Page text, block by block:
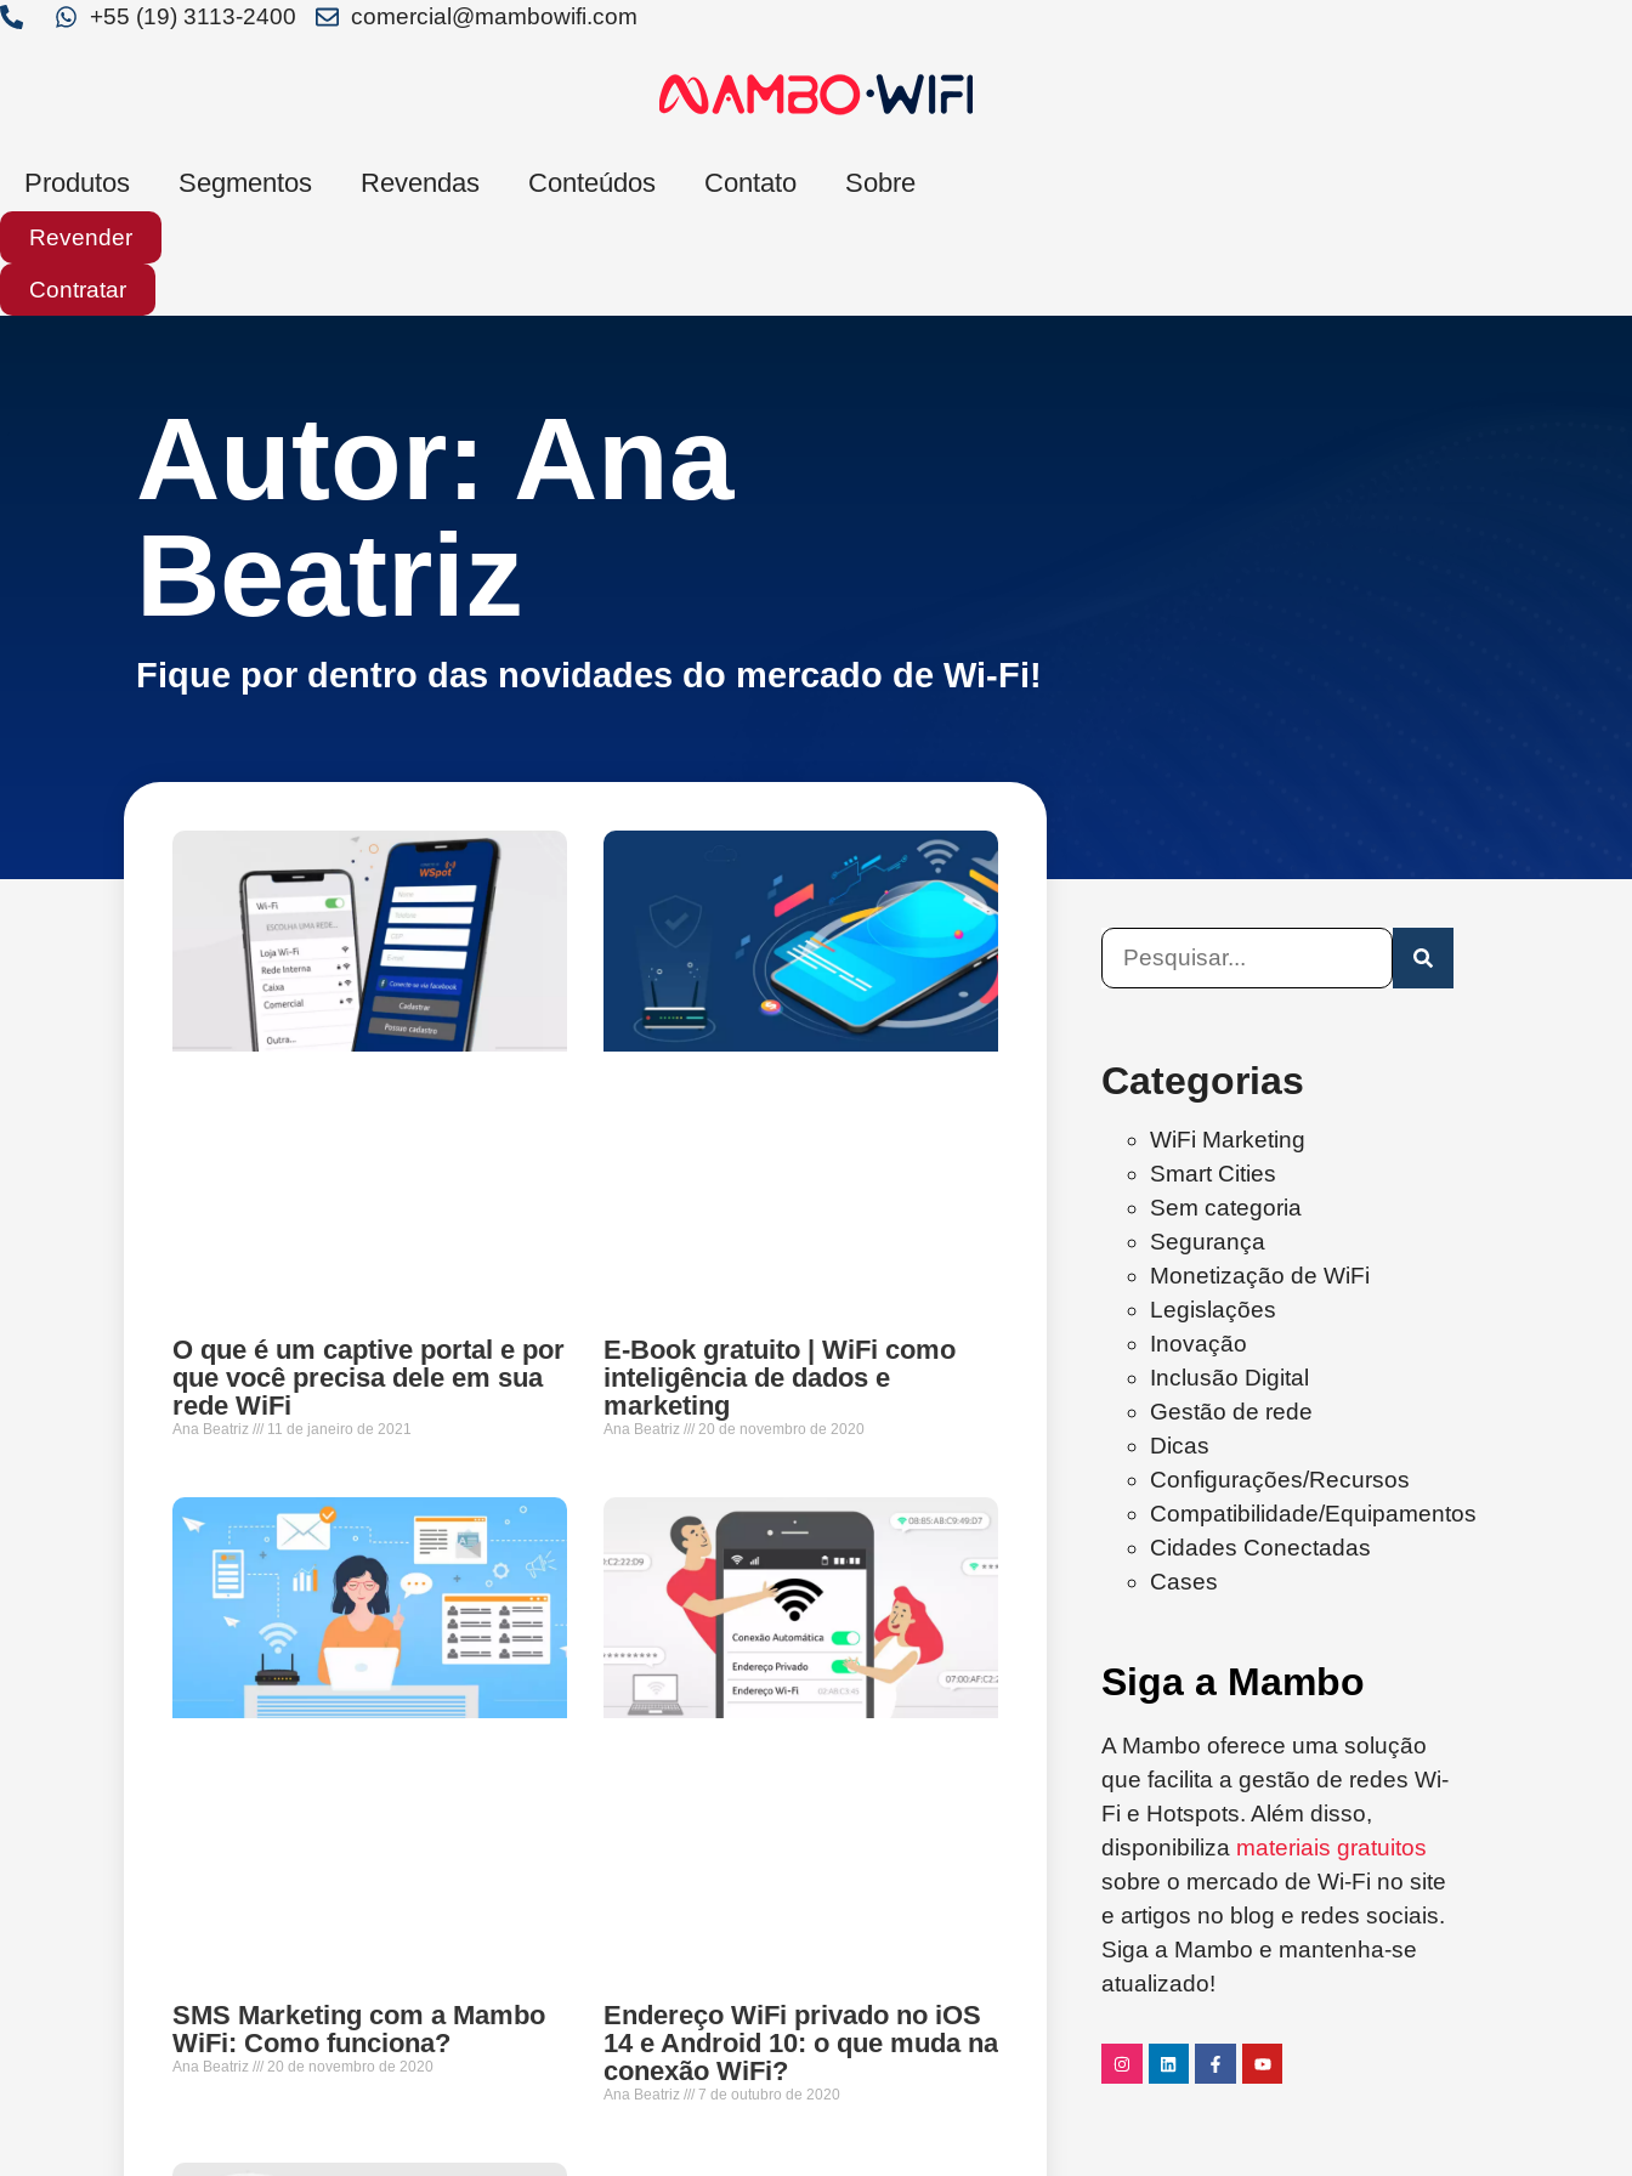
+55 (19) 3113-2400 comercial@mambowifi.com
Produtos Segmentos Revendas Conteúdos Contato Sobre
Revender
Contratar
Autor: Ana
Beatriz
Fique por dentro das novidades do mercado de Wi-Fi!
O que é um captive portal e por
que você precisa dele em sua
rede WiFi
Ana Beatriz 11 de janeiro de 2021
E-Book gratuito | WiFi como
inteligência de dados e
marketing
Ana Beatriz 20 de novembro de 2020
SMS Marketing com a Mambo
WiFi: Como funciona?
Ana Beatriz 20 de novembro de 2020
Endereço WiFi privado no iOS
14 e Android 10: o que muda na
conexão WiFi?
Ana Beatriz 7 de outubro de 2020
Categorias
WiFi Marketing
Smart Cities
Sem categoria
Segurança
Monetização de WiFi
Legislações
Inovação
Inclusão Digital
Gestão de rede
Dicas
Configurações/Recursos
Compatibilidade/Equipamentos
Cidades Conectadas
Cases
Siga a Mambo
A Mambo oferece uma solução
que facilita a gestão de redes Wi-
Fi e Hotspots. Além disso,
disponibiliza materiais gratuitos
sobre o mercado de Wi-Fi no site
e artigos no blog e redes sociais.
Siga a Mambo e mantenha-se
atualizado!